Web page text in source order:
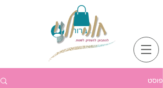
להתחברות
פוסט